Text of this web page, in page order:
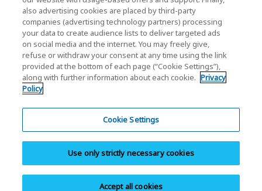
Polityka prywatności
Cookie Settings
Regulamin
Znaki towarowe
System zgłaszania nieprawidłowości
Stopka redakcyjna
also advertising cookies are placed by third-party
companies (advertising technology partners) processing
your data to create audience lists to deliver targeted ads
on social media and the internet. You may freely give,
refuse or withdraw your consent at any time using the link
provided at the bottom of each page (“Cookie Settings”),
along with further information about each cookie. Privacy
Policy
Cookie Settings
Use only strictly necessary cookies
Accept all cookies